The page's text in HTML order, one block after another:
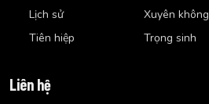
Lịch sử
Tiên hiệp
Xuyên không
Trọng sinh
Liên hệ